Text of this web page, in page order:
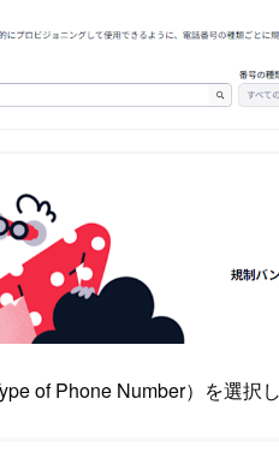
of Phone Number）を選